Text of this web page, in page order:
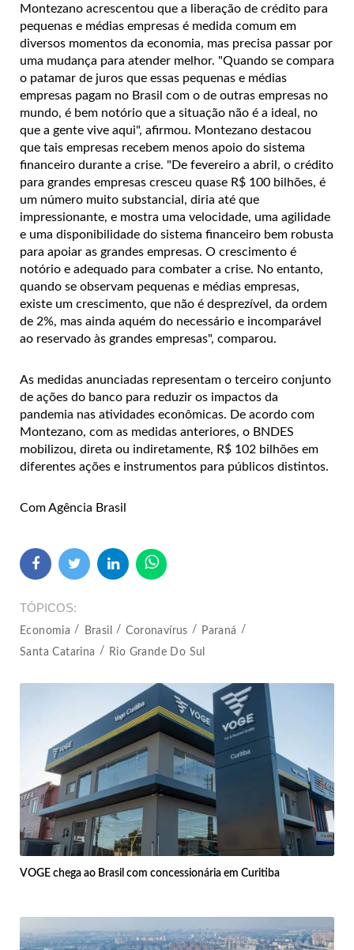
Montezano acrescentou que a liberação de crédito para
pequenas e médias empresas é medida comum em
diversos momentos da economia, mas precisa passar por
uma mudança para atender melhor. "Quando se compara
o patamar de juros que essas pequenas e médias
empresas pagam no Brasil com o de outras empresas no
mundo, é bem notório que a situação não é a ideal, no
que a gente vive aqui", afirmou. Montezano destacou
que tais empresas recebem menos apoio do sistema
financeiro durante a crise. "De fevereiro a abril, o crédito
para grandes empresas cresceu quase R$ 100 bilhões, é
um número muito substancial, diria até que
impressionante, e mostra uma velocidade, uma agilidade
e uma disponibilidade do sistema financeiro bem robusta
para apoiar as grandes empresas. O crescimento é
notório e adequado para combater a crise. No entanto,
quando se observam pequenas e médias empresas,
existe um crescimento, que não é desprezível, da ordem
de 2%, mas ainda aquém do necessário e incomparável
ao reservado às grandes empresas", comparou.
As medidas anunciadas representam o terceiro conjunto
de ações do banco para reduzir os impactos da
pandemia nas atividades econômicas. De acordo com
Montezano, com as medidas anteriores, o BNDES
mobilizou, direta ou indiretamente, R$ 102 bilhões em
diferentes ações e instrumentos para públicos distintos.
Com Agência Brasil
TÓPICOS
Economia Brasil Coronavírus
Paraná
Santa Catarina
Rio Grande Do Sul
VOGE chega ao Brasil com concessionária em Curitiba